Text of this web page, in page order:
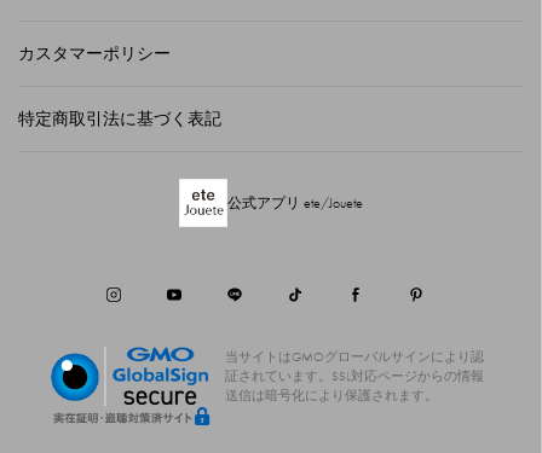
カスタマーポリシー
特定商取引法に基づく表記
公式アプリ ete/Jouete
当サイトはGMOグローバルサインにより認
証されています。
SSL対応ページからの情報
送信は暗号化により保護されます。